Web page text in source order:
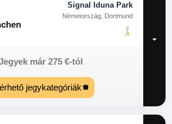
Signal Iduna Park
Németország, Dortmund
már 275 €-tól
jegykategóriák